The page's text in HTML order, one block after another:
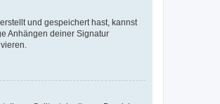
und gespeichert hast, kannst
Anhängen deiner Signatur